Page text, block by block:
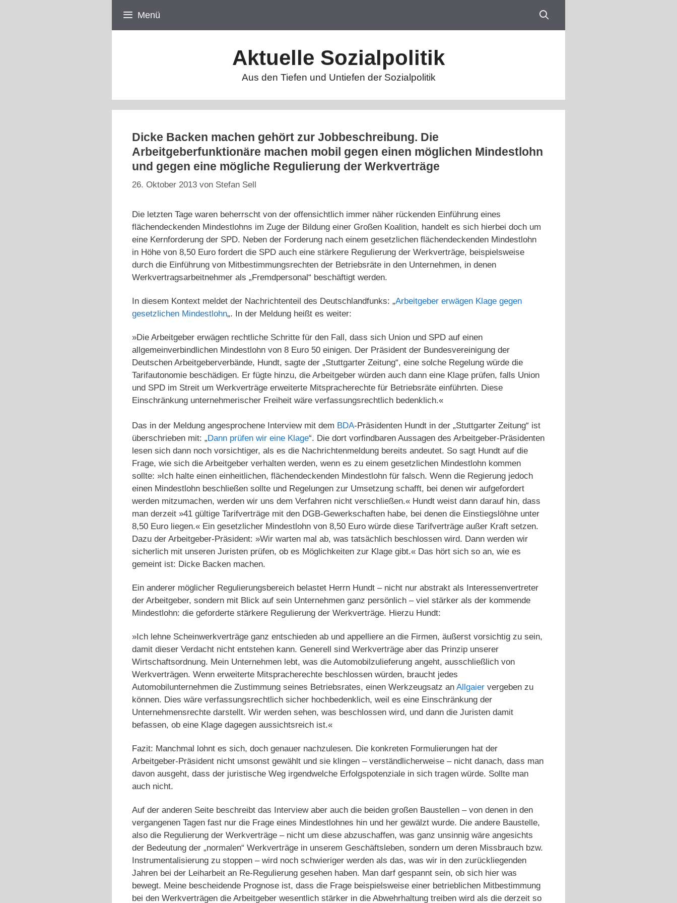
Menü
Aktuelle Sozialpolitik
Aus den Tiefen und Untiefen der Sozialpolitik
Dicke Backen machen gehört zur Jobbeschreibung. Die
Arbeitgeberfunktionäre machen mobil gegen einen möglichen Mindestlohn
und gegen eine mögliche Regulierung der Werkverträge
26. Oktober 2013 von Stefan Sell
Die letzten Tage waren beherrscht von der offensichtlich immer näher rückenden Einführung eines
flächendeckenden Mindestlohns im Zuge der Bildung einer Großen Koalition, handelt es sich hierbei doch um
eine Kernforderung der SPD. Neben der Forderung nach einem gesetzlichen flächendeckenden Mindestlohn
in Höhe von 8,50 Euro fordert die SPD auch eine stärkere Regulierung der Werkverträge, beispielsweise
durch die Einführung von Mitbestimmungsrechten der Betriebsräte in den Unternehmen, in denen
Werkvertragsarbeitnehmer als „Fremdpersonal“ beschäftigt werden.
In diesem Kontext meldet der Nachrichtenteil des Deutschlandfunks: „Arbeitgeber erwägen Klage gegen
gesetzlichen Mindestlohn„. In der Meldung heißt es weiter:
»Die Arbeitgeber erwägen rechtliche Schritte für den Fall, dass sich Union und SPD auf einen
allgemeinverbindlichen Mindestlohn von 8 Euro 50 einigen. Der Präsident der Bundesvereinigung der
Deutschen Arbeitgeberverbände, Hundt, sagte der „Stuttgarter Zeitung“, eine solche Regelung würde die
Tarifautonomie beschädigen. Er fügte hinzu, die Arbeitgeber würden auch dann eine Klage prüfen, falls Union
und SPD im Streit um Werkverträge erweiterte Mitspracherechte für Betriebsräte einführten. Diese
Einschränkung unternehmerischer Freiheit wäre verfassungsrechtlich bedenklich.«
Das in der Meldung angesprochene Interview mit dem BDA-Präsidenten Hundt in der „Stuttgarter Zeitung“ ist
überschrieben mit: „Dann prüfen wir eine Klage“. Die dort vorfindbaren Aussagen des Arbeitgeber-Präsidenten
lesen sich dann noch vorsichtiger, als es die Nachrichtenmeldung bereits andeutet. So sagt Hundt auf die
Frage, wie sich die Arbeitgeber verhalten werden, wenn es zu einem gesetzlichen Mindestlohn kommen
sollte: »Ich halte einen einheitlichen, flächendeckenden Mindestlohn für falsch. Wenn die Regierung jedoch
einen Mindestlohn beschließen sollte und Regelungen zur Umsetzung schafft, bei denen wir aufgefordert
werden mitzumachen, werden wir uns dem Verfahren nicht verschließen.« Hundt weist dann darauf hin, dass
man derzeit »41 gültige Tarifverträge mit den DGB-Gewerkschaften habe, bei denen die Einstiegslöhne unter
8,50 Euro liegen.« Ein gesetzlicher Mindestlohn von 8,50 Euro würde diese Tarifverträge außer Kraft setzen.
Dazu der Arbeitgeber-Präsident: »Wir warten mal ab, was tatsächlich beschlossen wird. Dann werden wir
sicherlich mit unseren Juristen prüfen, ob es Möglichkeiten zur Klage gibt.« Das hört sich so an, wie es
gemeint ist: Dicke Backen machen.
Ein anderer möglicher Regulierungsbereich belastet Herrn Hundt – nicht nur abstrakt als Interessenvertreter
der Arbeitgeber, sondern mit Blick auf sein Unternehmen ganz persönlich – viel stärker als der kommende
Mindestlohn: die geforderte stärkere Regulierung der Werkverträge. Hierzu Hundt:
»Ich lehne Scheinwerkverträge ganz entschieden ab und appelliere an die Firmen, äußerst vorsichtig zu sein,
damit dieser Verdacht nicht entstehen kann. Generell sind Werkverträge aber das Prinzip unserer
Wirtschaftsordnung. Mein Unternehmen lebt, was die Automobilzulieferung angeht, ausschließlich von
Werkverträgen. Wenn erweiterte Mitspracherechte beschlossen würden, braucht jedes
Automobilunternehmen die Zustimmung seines Betriebsrates, einen Werkzeugsatz an Allgaier vergeben zu
können. Dies wäre verfassungsrechtlich sicher hochbedenklich, weil es eine Einschränkung der
Unternehmensrechte darstellt. Wir werden sehen, was beschlossen wird, und dann die Juristen damit
befassen, ob eine Klage dagegen aussichtsreich ist.«
Fazit: Manchmal lohnt es sich, doch genauer nachzulesen. Die konkreten Formulierungen hat der
Arbeitgeber-Präsident nicht umsonst gewählt und sie klingen – verständlicherweise – nicht danach, dass man
davon ausgeht, dass der juristische Weg irgendwelche Erfolgspotenziale in sich tragen würde. Sollte man
auch nicht.
Auf der anderen Seite beschreibt das Interview aber auch die beiden großen Baustellen – von denen in den
vergangenen Tagen fast nur die Frage eines Mindestlohnes hin und her gewälzt wurde. Die andere Baustelle,
also die Regulierung der Werkverträge – nicht um diese abzuschaffen, was ganz unsinnig wäre angesichts
der Bedeutung der „normalen“ Werkverträge in unserem Geschäftsleben, sondern um deren Missbrauch bzw.
Instrumentalisierung zu stoppen – wird noch schwieriger werden als das, was wir in den zurückliegenden
Jahren bei der Leiharbeit an Re-Regulierung gesehen haben. Man darf gespannt sein, ob sich hier was
bewegt. Meine bescheidende Prognose ist, dass die Frage beispielsweise einer betrieblichen Mitbestimmung
bei den Werkverträgen die Arbeitgeber wesentlich stärker in die Abwehrhaltung treiben wird als die derzeit so